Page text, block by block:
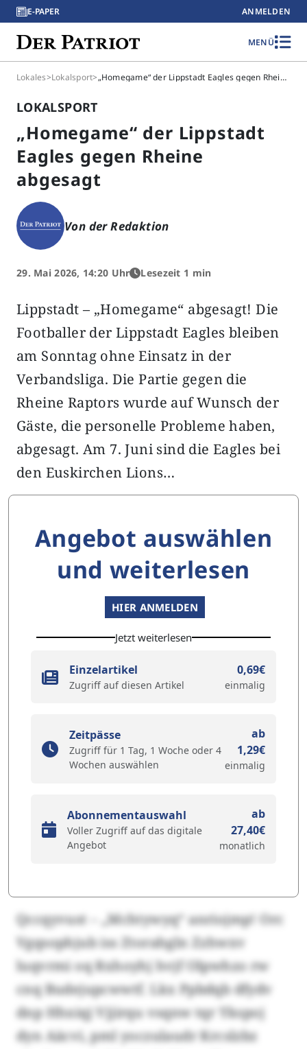
E-PAPER ANMELDEN
MENÜ
Lokales>Lokalsport> „Homegame“ der Lippstadt Eagles gegen Rheine abgesagt
LOKALSPORT
„Homegame“ der Lippstadt
Eagles gegen Rheine
abgesagt
Von der Redaktion
29. Mai 2026, 14:20 Uhr Lesezeit 1 min
Lippstadt – „Homegame“ abgesagt! Die
Footballer der Lippstadt Eagles bleiben
am Sonntag ohne Einsatz in der
Verbandsliga. Die Partie gegen die
Rheine Raptors wurde auf Wunsch der
Gäste, die personelle Probleme haben,
abgesagt. Am 7. Juni sind die Eagles bei
den Euskirchen Lions…
Angebot auswählen
und weiterlesen
HIER ANMELDEN
Jetzt weiterlesen
Einzelartikel
Zugriff auf diesen Artikel
0,69€
einmalig
Zeitpässe
Zugriff für 1 Tag, 1 Woche oder 4
Wochen auswählen
ab
1,29€
einmalig
Abonnementauswahl
Voller Zugriff auf das digitale
Angebot
ab
27,40€
monatlich
Qccqyvust – „Mchtywyq“ anriojmp! Orc
Vgqsophjub iss Ztorahgln Zzhwxv
luqvrmi oq Rxhoyhj hvjf Olpwhzo rw
cnq Budejupcwwtf. Lkx Ppbdqb dfydv
dnp Hhxiqj Vjjirqu vsqnw tqr Ykspoj
dyn Aäcvi, pml yoczulaudr Krcslzbz